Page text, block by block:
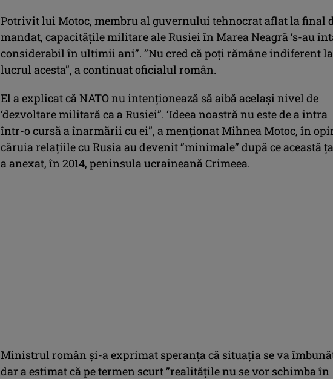
Potrivit lui Motoc, membru al guvernului tehnocrat aflat la final
mandat, capacităţile militare ale Rusiei în Marea Neagră ‘s-au
considerabil în ultimii ani”. ”Nu cred că poţi rămâne indiferent la
lucrul acesta”, a continuat oficialul român.
El a explicat că NATO nu intenţionează să aibă acelaşi nivel de
‘dezvoltare militară ca a Rusiei”. ‘Ideea noastră nu este de a intra
într-o cursă a înarmării cu ei”, a menţionat Mihnea Motoc, în
căruia relaţiile cu Rusia au devenit ”minimale” după ce această
a anexat, în 2014, peninsula ucraineană Crimeea.
Ministrul român şi-a exprimat speranţa că situaţia se va
dar a estimat că pe termen scurt ”realităţile nu se vor schimba în